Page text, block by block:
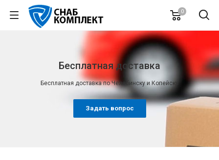
0
Бесплатная доставка
Бесплатная доставка по Челябинску и Копейску
Задать вопрос